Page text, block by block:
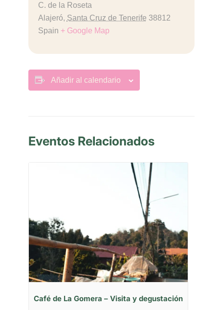
C. de la Roseta
Alajeró, Santa Cruz de Tenerife 38812
Spain + Google Map
Añadir al calendario
Eventos Relacionados
Café de La Gomera – Visita y degustación